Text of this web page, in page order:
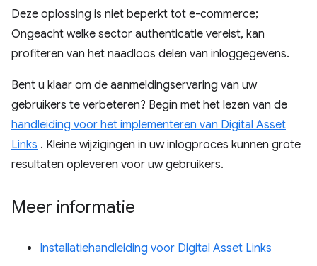
Deze oplossing is niet beperkt tot e-commerce;
Ongeacht welke sector authenticatie vereist, kan
profiteren van het naadloos delen van inloggegevens.
Bent u klaar om de aanmeldingservaring van uw
gebruikers te verbeteren? Begin met het lezen van de
handleiding voor het implementeren van Digital Asset
Links . Kleine wijzigingen in uw inlogproces kunnen grote
resultaten opleveren voor uw gebruikers.
Meer informatie
Installatiehandleiding voor Digital Asset Links